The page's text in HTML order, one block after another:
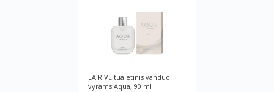
LA RIVE tualetinis vanduo
vyrams Aqua, 90 ml